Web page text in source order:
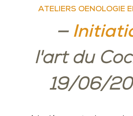
ATELIERS OENOLOGIE
—
l'art du
19/06/